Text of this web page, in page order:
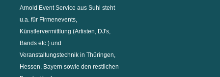
Arnold Event Service aus Suhl steht
u.a. für Firmenevents,
Künstlervermittlung (Artisten, DJ's,
Bands etc.) und
Veranstaltungstechnik in Thüringen,
Hessen, Bayern sowie den restlichen